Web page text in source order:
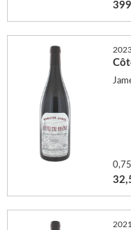
0,75 l
2021